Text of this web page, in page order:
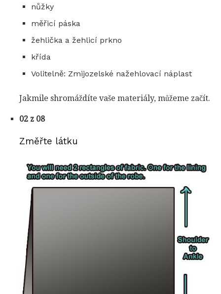
nůžky
měřicí páska
žehlička a žehlicí prkno
křída
Volitelně: Zmijozelské nažehlovací náplast
Jakmile shromáždíte vaše materiály, můžeme začít.
02 z 08
Změřte látku